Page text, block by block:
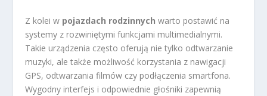
Z kolei w pojazdach rodzinnych warto postawić na
systemy z rozwiniętymi funkcjami multimedialnymi.
Takie urządzenia często oferują nie tylko odtwarzanie
muzyki, ale także możliwość korzystania z nawigacji
GPS, odtwarzania filmów czy podłączenia smartfona.
Wygodny interfejs i odpowiednie głośniki zapewnią